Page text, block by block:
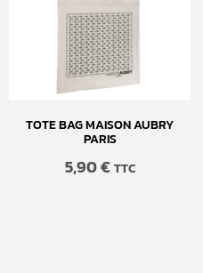
TOTE BAG MAISON AUBRY
PARIS
5,90€ TTC